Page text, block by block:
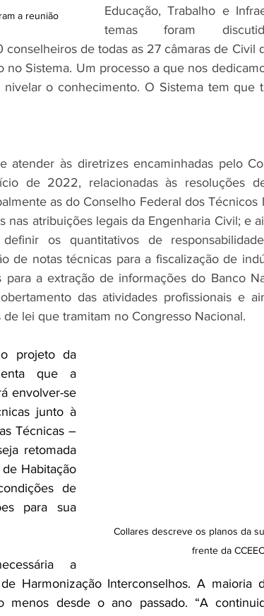
a reunião
Educação, Trabalho e
temas foram
de todas as 27 câmaras de Civil
no Sistema. Um processo a que nos
o conhecimento. O Sistema tem que
atender às diretrizes encaminhadas pelo
de 2022, relacionadas às resoluções
as do Conselho Federal dos Técnicos
nas atribuições legais da Engenharia Civil; e
os quantitativos de
de notas técnicas para a fiscalização de
a extração de informações do Banco
das atividades profissionais e
lei que tramitam no Congresso Nacional.
Collares descreve os planos da
frente da CCEEC
projeto da
que a
envolver-se
junto à
Técnicas –
retomada
Habitação
de
para sua
a
Harmonização Interconselhos. A maioria
menos desde o ano passado. “A